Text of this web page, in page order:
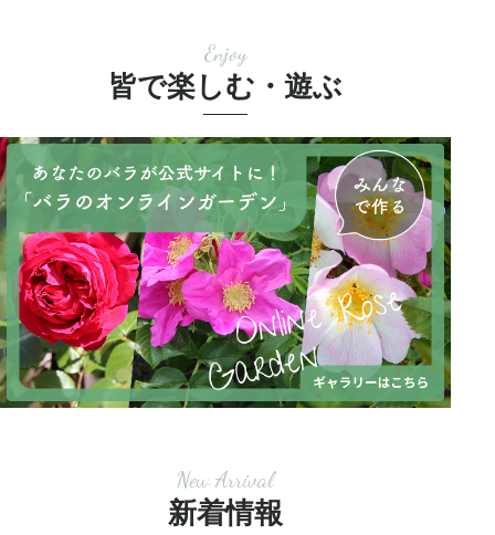
Enjoy
皆で楽しむ・遊ぶ
New Arrival
新着情報